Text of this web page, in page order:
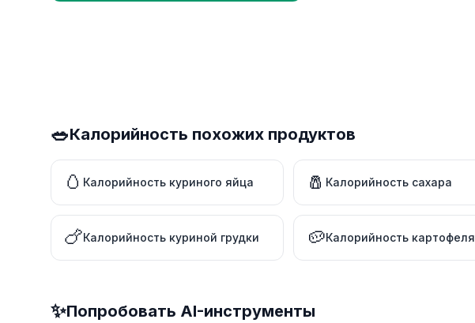
🥗Калорийность похожих продуктов
🥚 Калорийность куриного яйца 🧂 Калорийность сахара
🍗Калорийность куриной грудки 🥔Калорийность картофеля
✨Попробовать AI-инструменты